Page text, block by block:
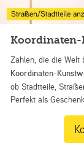
Koordinaten-
Zahlen, die die
Koordinaten-
ob Stadtteile,
Perfekt als